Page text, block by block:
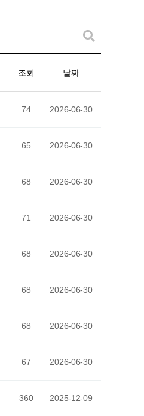
조회 날짜
74 2026-06-30
65 2026-06-30
68 2026-06-30
71 2026-06-30
68 2026-06-30
68 2026-06-30
68 2026-06-30
67 2026-06-30
360 2025-12-09